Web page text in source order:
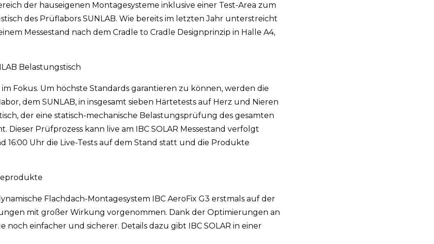
der hauseigenen Montagesysteme inklusive einer Test-Area zum
des Prüflabors SUNLAB. Wie bereits im letzten Jahr unterstreicht
Messestand nach dem Cradle to Cradle Designprinzip in Halle A4,
Belastungstisch
Fokus. Um höchste Standards garantieren zu können, werden die
dem SUNLAB, in insgesamt sieben Härtetests auf Herz und Nieren
der eine statisch-mechanische Belastungsprüfung des gesamten
Prüfprozess kann live am IBC SOLAR Messestand verfolgt
16:00 Uhr die Live-Tests auf dem Stand statt und die Produkte
Flachdach-Montagesystem IBC AeroFix G3 erstmals auf der
mit großer Wirkung vorgenommen. Dank der Optimierungen an
einfacher und sicherer. Details dazu gibt IBC SOLAR in einer